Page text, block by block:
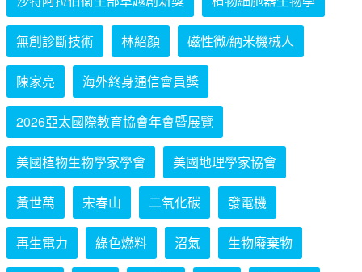
無創診斷技術 林紹顏 磁性微/納米機械人
陳家亮 海外終身通信會員獎
2026亞太國際教育協會年會暨展覽
美國植物生物學家學會 美國地理學家協會
黃世萬 宋春山 二氧化碳 發電機
再生電力 綠色燃料 沼氣 生物廢棄物